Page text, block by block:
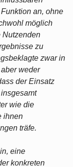
an, ohne
möglich
Nutzenden
zu
zwar in
weder
der Einsatz
wie die
ihnen
träfe.
eine
konkreten